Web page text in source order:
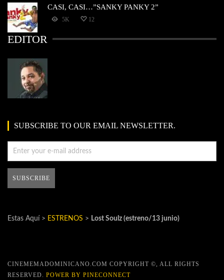
CASI, CASI…”SANKY PANKY 2”
5K 12
EDITOR
SUBSCRIBE TO OUR EMAIL NEWSLETTER.
Estas Aquí > ESTRENOS > Lost Soulz (estreno/13 junio)
CINEMEMADOMINICANO.COM COPYRIGHT ©, ALL RIGHTS
RESERVED. POWER BY PINECONNECT